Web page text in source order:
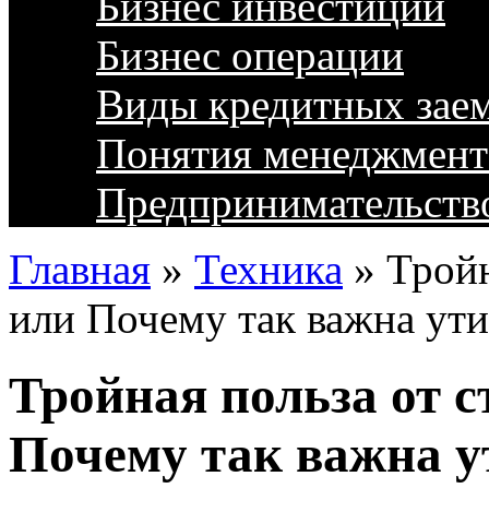
Бизнес операции
Виды кредитных
Понятия
Главная » Техника »
или Почему так важна
Тройная польза от
Почему так важна